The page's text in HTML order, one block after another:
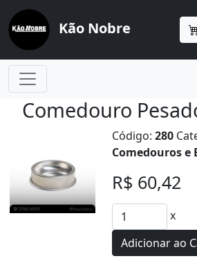
Kão Nobre
Comedouro
Código:280
Comedouros e
R$ 60,42
x
Adicionar ao